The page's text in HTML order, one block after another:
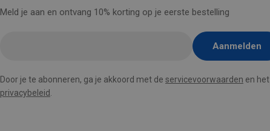
Meld je aan en ontvang 10% korting op je eerste bestelling
invoegen
Aanmelden
Door je te abonneren, ga je akkoord met de servicevoorwaarden en het
privacybeleid